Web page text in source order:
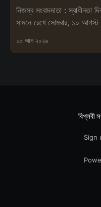
নিজস্ব সংবাদদাতা : স্বাধীনতা
সামনে রেখে সোমবার, ১০ আগস্ট
১০ আগ ২০২৬
বিপ্লবী
Sign